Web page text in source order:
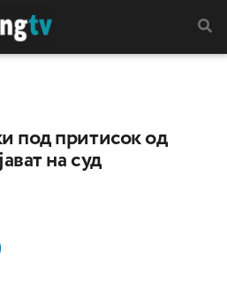
под притисок од
на суд